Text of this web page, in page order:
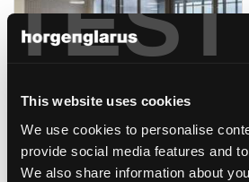
TEST
This website uses cookies
We use cookies to personalise
provide social media features and
We also share information about
pflegezentrum bombach
Zürich